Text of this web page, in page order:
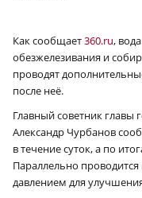
Как сообщает360.ru,
обезжелезивания и
проводят
после неё.
Главный советник главы
Александр Чурбанов
в течение суток, а по
Параллельно
давлением для